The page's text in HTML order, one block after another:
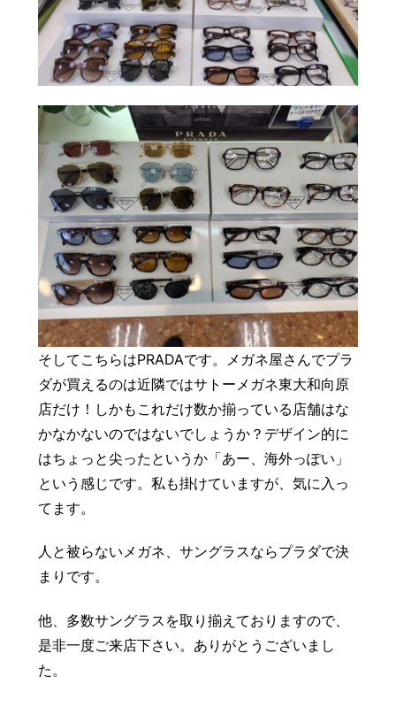
そしてこちらはPRADAです。メガネ屋さんでプラ
ダが買えるのは近隣ではサトーメガネ東大和向原
店だけ！しかもこれだけ数か揃っている店舗はな
かなかないのではないでしょうか？デザイン的に
はちょっと尖ったというか「あー、海外っぽい」
という感じです。私も掛けていますが、気に入っ
てます。
人と被らないメガネ、サングラスならプラダで決
まりです。
他、多数サングラスを取り揃えておりますので、
是非一度ご来店下さい。ありがとうございまし
た。